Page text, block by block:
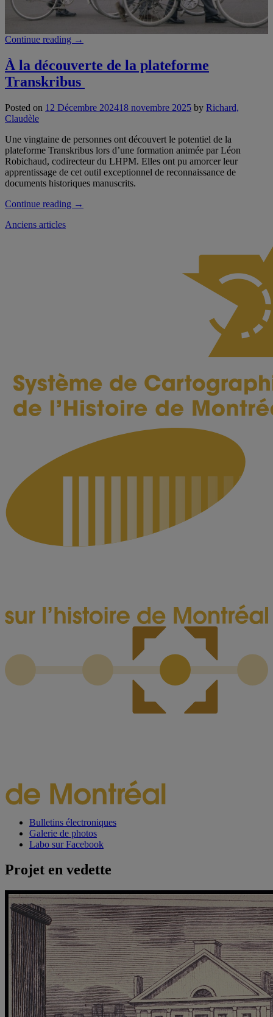
Continue reading “Épisode
–
Pratiques
cyclistes
Montréal,
à
1950
avec
Marion
Beaulieu”
→
À la découverte de la plateforme
Transkribus
Posted on 12 Décembre 202418 novembre 2025 by Richard,
Claudèle
Une vingtaine de personnes ont découvert le potentiel de la
plateforme Transkribus lors d’une formation animée parLéon
Robichaud, codirecteur du LHPM. Elles ont pu amorcer leur
apprentissage de cet outil exceptionnel de reconnaissance de
documents historiques manuscrits.
Continue reading “À
→
Navigation
Anciens articles
Bulletins électroniques
Galerie de photos
Labo sur Facebook
Projet en vedette